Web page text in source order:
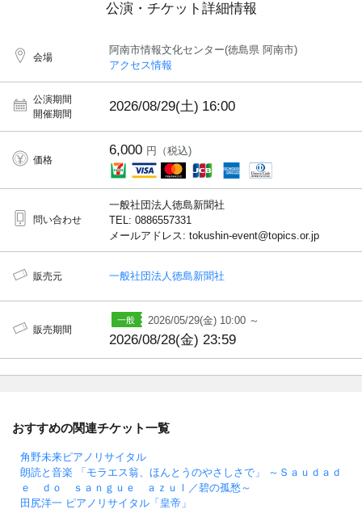
公演・チケット詳細情報
会場
阿南市情報文化センター(徳島県 阿南市)
アクセス情報
公演期間
開催期間
2026/08/29(土) 16:00
価格
6,000 円（税込)
問い合わせ
一般社団法人徳島新聞社
TEL: 0886557331
メールアドレス: tokushin-event@topics.or.jp
販売元 一般社団法人徳島新聞社
販売期間
2026/05/29(金) 10:00 ～
2026/08/28(金) 23:59
おすすめの関連チケット一覧
角野未来ピアノリサイタル
朗読と音楽 「モラエス翁、ほんとうのやさしさで」 ～Ｓａｕｄａｄ
ｅ ｄｏ ｓａｎｇｕｅ ａｚｕｌ／碧の孤愁～
田尻洋一 ピアノリサイタル「皇帝」